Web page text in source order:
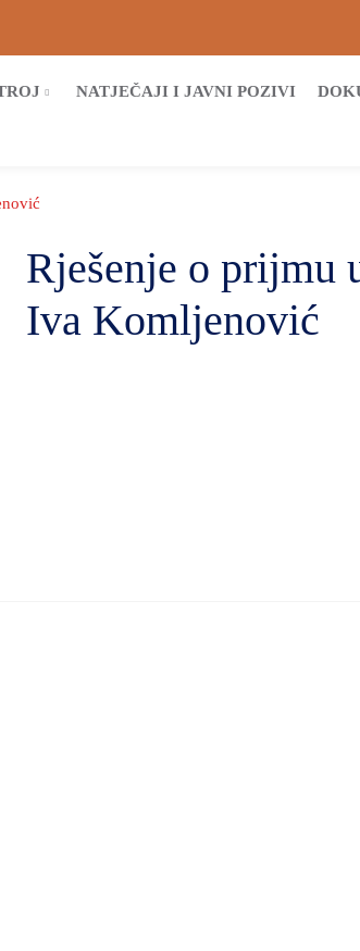
NATJEČAJI I JAVNI POZIVI
Rješenje o prijmu
Iva Komljenović